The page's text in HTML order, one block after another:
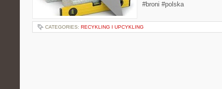
#broni #polska
CATEGORIES: RECYKLING I UPCYKLING